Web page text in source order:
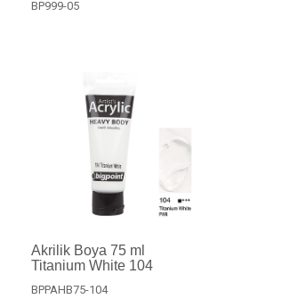
BP999-05
Akrilik Boya 75 ml
Titanium White 104
BPPAHB75-104